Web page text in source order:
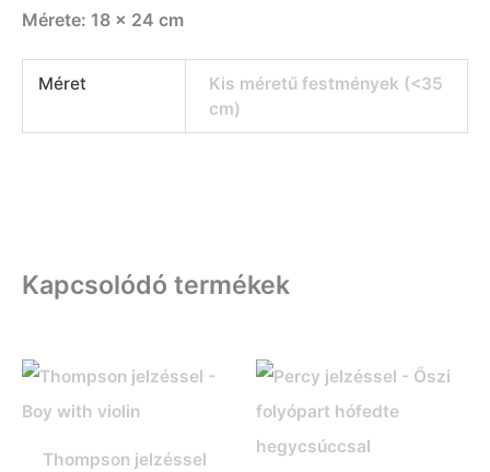
Mérete: 18 x 24 cm
Méret
Kis méretű festmények (<35
cm)
Kapcsolódó termékek
Thompson jelzéssel